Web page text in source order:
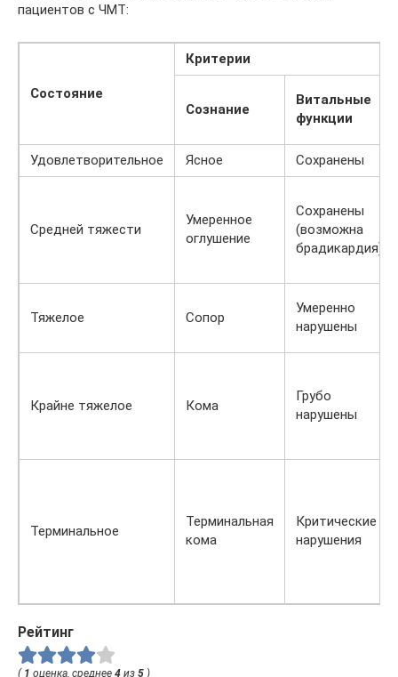
пациентов с ЧМТ:
Состояние
Критерии
Сознание
Витальные
функции
Удовлетворительное Ясное Сохранены
Средней тяжести
Умеренное
оглушение
Сохранены
(возможна
брадикардия)
Тяжелое Сопор
Умеренно
нарушены
Крайне тяжелое Кома
Грубо
нарушены
Терминальное
Терминальная
кома
Критические
нарушения
Рейтинг
( 1 оценка, среднее 4 из 5 )